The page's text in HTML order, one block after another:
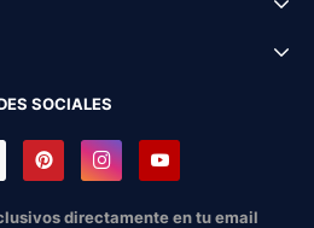
SOCIALES
directamente en tu email